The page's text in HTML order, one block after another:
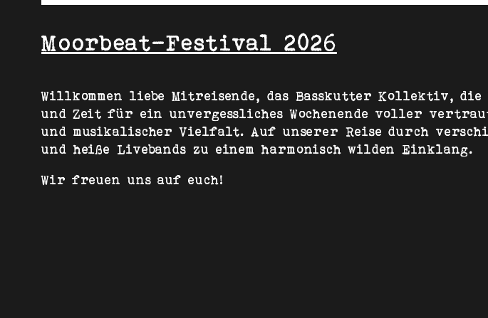
Moorbeat-Festival 2026
Willkommen liebe Mitreisende, das Basskutter Kollektiv,
und Zeit für ein unvergessliches Wochenende voller
und musikalischer Vielfalt. Auf unserer Reise durch
und heiße Livebands zu einem harmonisch wilden Einklang.
Wir freuen uns auf euch!